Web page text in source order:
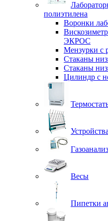
полиэтилена
Воронки
ЭКРОС
Мензурки с
Стаканы
Стаканы
Цилиндр с
Весы
Пипетки